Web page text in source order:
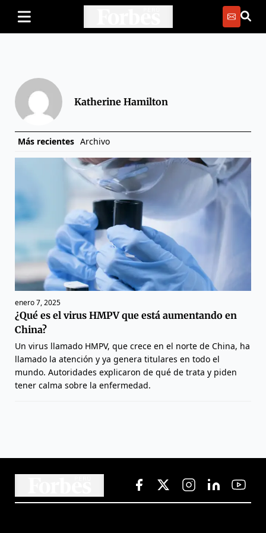
Katherine Hamilton
Más recientes Archivo
enero 7, 2025
¿Qué es el virus HMPV que está aumentando en
China?
Un virus llamado HMPV, que crece en el norte de China, ha
llamado la atención y ya genera titulares en todo el
mundo. Autoridades explicaron de qué de trata y piden
tener calma sobre la enfermedad.